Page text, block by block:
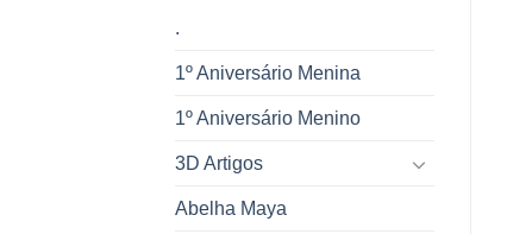
.
1º Aniversário Menina
1º Aniversário Menino
3D Artigos
Abelha Maya